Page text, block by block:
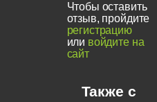
Чтобы оставить
отзыв, пройдите
регистрацию
или войдите на
сайт
Также с